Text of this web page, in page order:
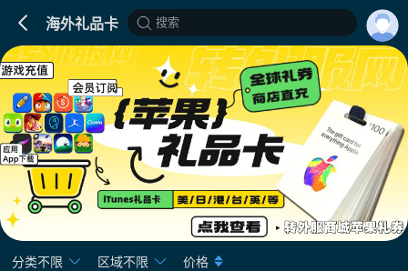
海外礼品卡 搜索
分类不限 区域不限 价格